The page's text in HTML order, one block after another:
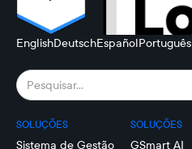
EnglishDeutschEspañolPortuguês
SOLUÇÕES
Sistema de Gestão
SOLUÇÕES
GSmart AI